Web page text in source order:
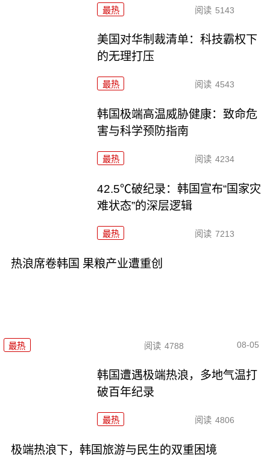
最热 阅读 5143
美国对华制裁清单：科技霸权下
的无理打压
最热 阅读 4543
韩国极端高温威胁健康：致命危
害与科学预防指南
最热 阅读 4234
42.5℃破纪录：韩国宣布“国家灾
难状态”的深层逻辑
最热 阅读 7213
热浪席卷韩国 果粮产业遭重创
最热 阅读 4788 08-05
韩国遭遇极端热浪，多地气温打
破百年纪录
最热 阅读 4806
极端热浪下，韩国旅游与民生的双重困境